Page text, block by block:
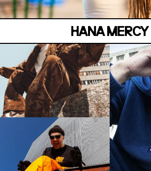
HANA MERCY
MANOIR DE KEROUAL
Samedi 04 juillet